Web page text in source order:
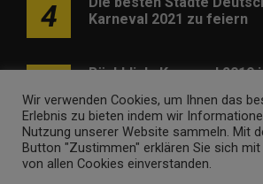
4
Karneval 2021 zu feiern
Rückblick: Karneval 2019
Wir verwenden Cookies, um Ihnen das
Erlebnis zu bieten indem wir
Nutzung unserer Website sammeln. Mit
Button "Zustimmen" erklären Sie sich mit
von allen Cookies einverstanden.